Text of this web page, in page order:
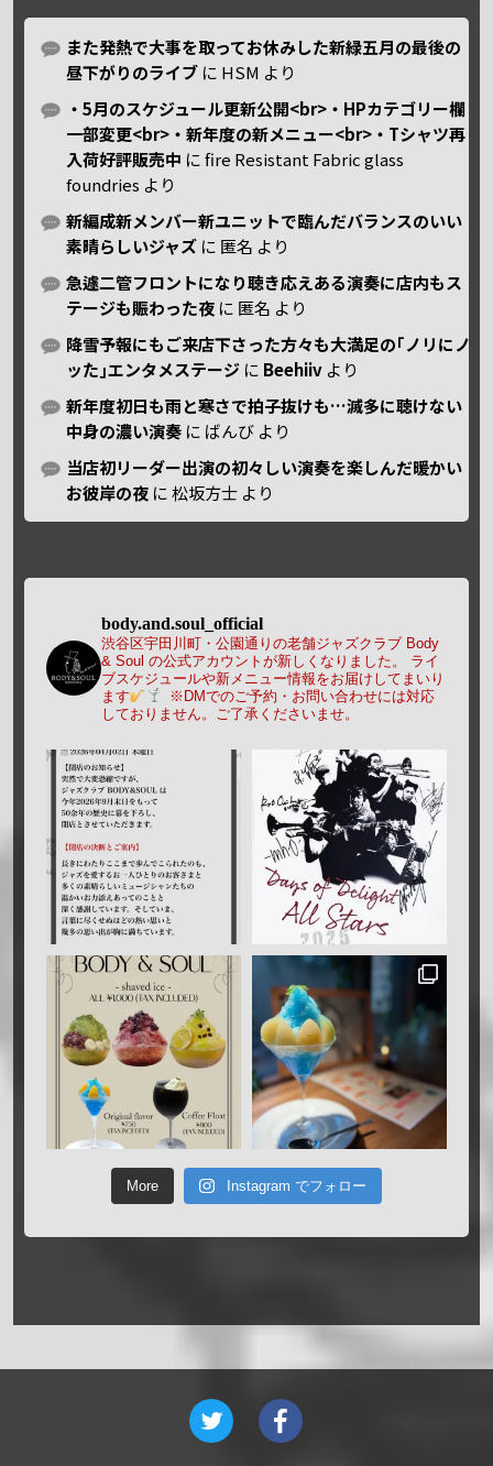
また発熱で大事を取ってお休みした新緑五月の最後の
昼下がりのライブ に HSM より
・5月のスケジュール更新公開<br>・HPカテゴリー欄
一部変更<br>・新年度の新メニュー<br>・Tシャツ再
入荷好評販売中 にfire Resistant Fabric glass
foundries より
新編成新メンバー新ユニットで臨んだバランスのいい
素晴らしいジャズ に 匿名 より
急遽二管フロントになり聴き応えある演奏に店内もス
テージも賑わった夜 に 匿名 より
降雪予報にもご来店下さった方々も大満足の｢ノリにノ
ッた｣エンタメステージ に Beehiiv より
新年度初日も雨と寒さで拍子抜けも…滅多に聴けない
中身の濃い演奏 に ばんび より
当店初リーダー出演の初々しい演奏を楽しんだ暖かい
お彼岸の夜 に松坂方士 より
body.and.soul_official
渋谷区宇田川町・公園通りの老舗ジャズクラブ Body
& Soul の公式アカウントが新しくなりました。
ライ
ブスケジュールや新メニュー情報をお届けしてまいり
ます
※DMでのご予約・お問い合わせには対応
しておりません。ご了承くださいませ。
More Instagram でフォロー